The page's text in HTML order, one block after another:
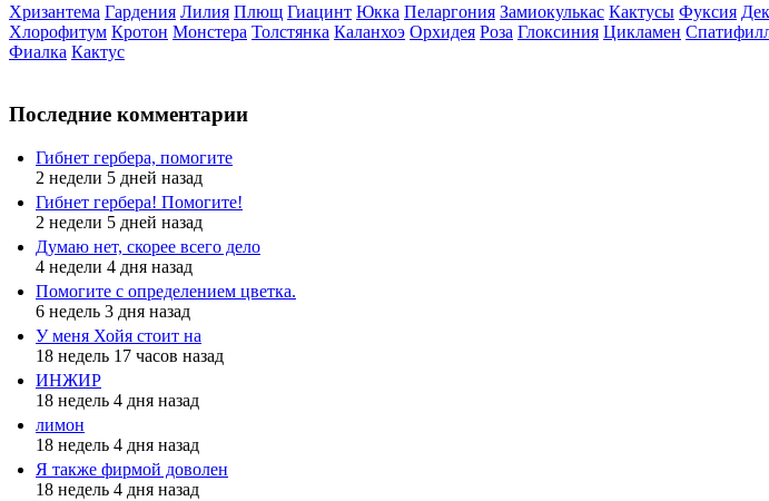
Хризантема Гардения Лилия Плющ Гиацинт Юкка Пеларгония Замиокулькас Кактусы Фуксия
Хлорофитум Кротон Монстера Толстянка Каланхоэ Орхидея Роза Глоксиния Цикламен
Фиалка Кактус
Последние комментарии
Гибнет гербера, помогите
2 недели 5 дней назад
Гибнет гербера! Помогите!
2 недели 5 дней назад
Думаю нет, скорее всего дело
4 недели 4 дня назад
Помогите с определением цветка.
6 недель 3 дня назад
У меня Хойя стоит на
18 недель 17 часов назад
ИНЖИР
18 недель 4 дня назад
лимон
18 недель 4 дня назад
Я также фирмой доволен
18 недель 4 дня назад